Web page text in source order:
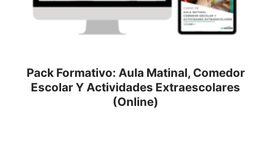
Pack Formativo: Aula Matinal, Comedor
Escolar Y Actividades Extraescolares
(Online)